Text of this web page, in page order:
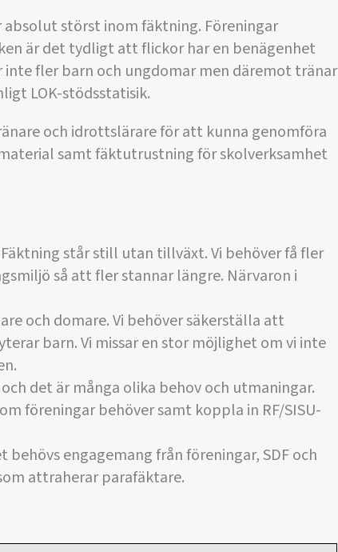
störst inom fäktning. Föreningar
är det tydligt att flickor har en benägenhet
fler barn och ungdomar men däremot tränar
LOK-stödsstatisik.
och idrottslärare för att kunna genomföra
samt fäktutrustning för skolverksamhet
står still utan tillväxt. Vi behöver få fler
så att fler stannar längre. Närvaron i
och domare. Vi behöver säkerställa att
barn. Vi missar en stor möjlighet om vi inte
det är många olika behov och utmaningar.
föreningar behöver samt koppla in RF/SISU-
engagemang från föreningar, SDF och
attraherar parafäktare.